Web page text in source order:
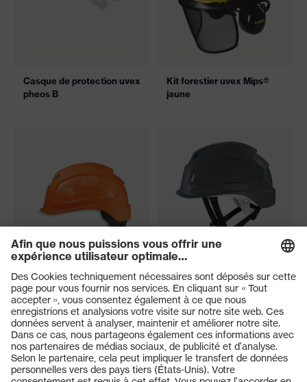
Casque de protection uvex
pheos B
Kit forestier uvex Mips®
jaune
Casque de protection uvex
pheos IES-S
Casque de protection uvex
pheos S-KR